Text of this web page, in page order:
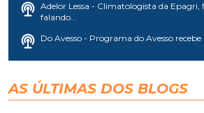
Adelor Lessa - Climatologista da Epagri,
falando...
Do Avesso - Programa do Avesso
AS ÚLTIMAS DOS BLOGS